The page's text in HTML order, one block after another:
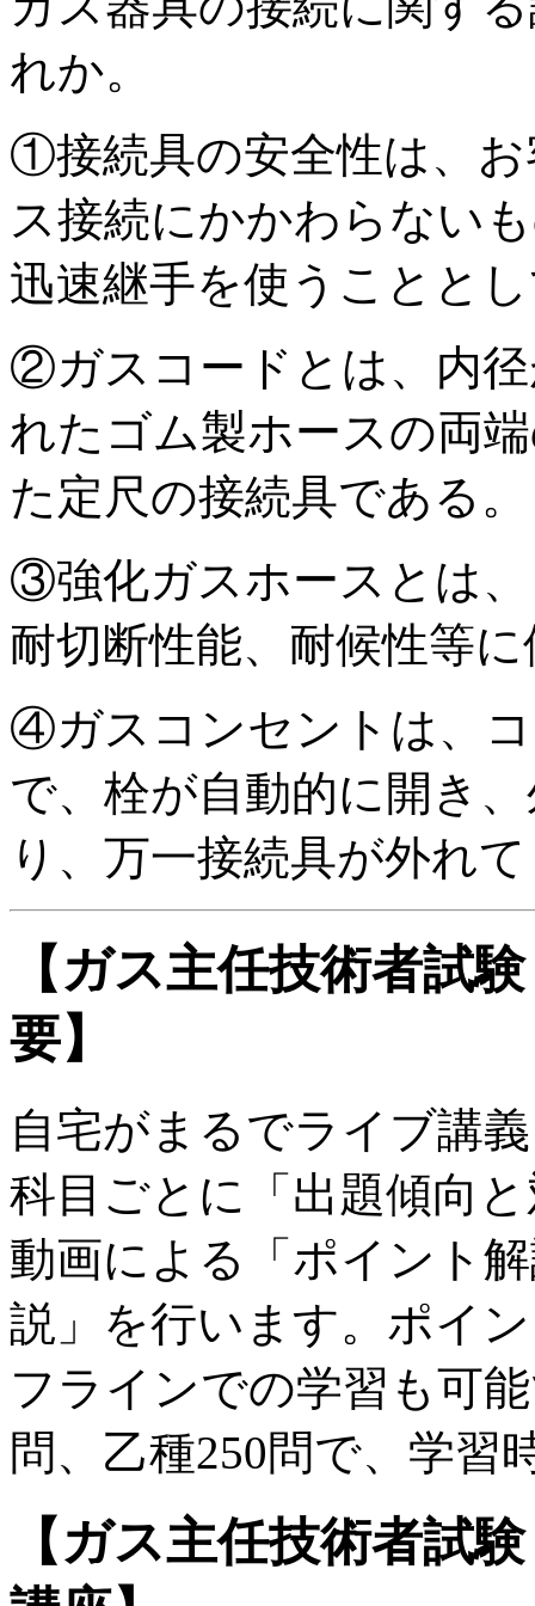
れか。
①接続具の安全性は、
ス接続にかかわらない
迅速継手を使うことと
②ガスコードとは、内
れたゴム製ホースの両
た定尺の接続具である。
③強化ガスホースとは
耐切断性能、耐候性等
④ガスコンセントは、
で、栓が自動的に開き
り、万一接続具が外れ
【ガス主任技術者
要】
自宅がまるでライブ講
科目ごとに「出題傾向
動画による「ポイント
説」を行います。ポイ
フラインでの学習も可
問、乙種250問で、学習
【ガス主任技術者